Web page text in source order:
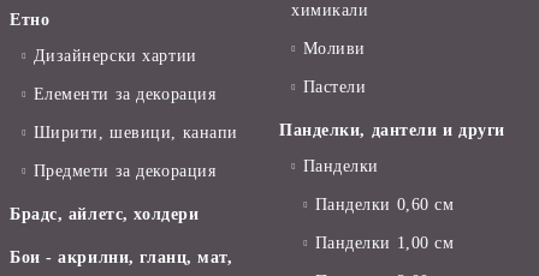
Етно
Дизайнерски хартии
Елементи за декорация
Ширити, шевици, канапи
Предмети за декорация
Брадс, айлетс, холдери
Бои - акрилни, гланц, мат,
химикали
Моливи
Пастели
Панделки, дантели и други
Панделки
Панделки 0,60 см
Панделки 1,00 см